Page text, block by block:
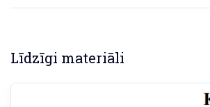
Līdzīgi materiāli